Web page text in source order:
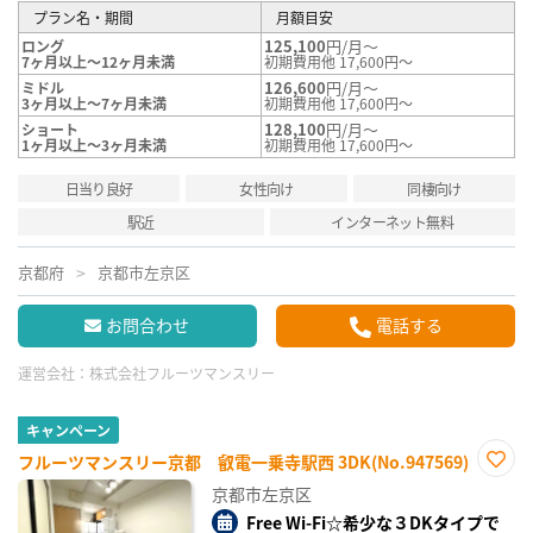
プラン名・期間
月額目安
ロング
7ヶ月以上～12ヶ月未満
125,100円/月～
初期費用他 17,600円～
ミドル
3ヶ月以上～7ヶ月未満
126,600円/月～
初期費用他 17,600円～
ショート
1ヶ月以上～3ヶ月未満
128,100円/月～
初期費用他 17,600円～
日当り良好 女性向け
同棲向け
駅近
インターネット無料
京都府 京都市左京区
お問合わせ 電話する
運営会社： 株式会社フルーツマンスリー
キャンペーン
フルーツマンスリー京都 叡電一乗寺駅西 3DK(No.947569)
り登
京都市左京区
Free Wi-Fi☆希少な３DKタイプで